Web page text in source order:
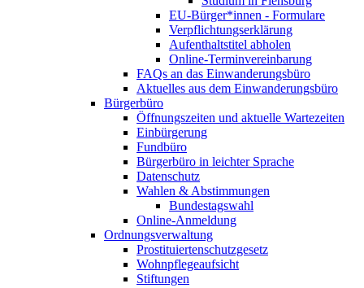
EU-Bürger*innen - Formulare
Verpflichtungserklärung
Aufenthaltstitel abholen
Online-Terminvereinbarung
FAQs an das Einwanderungsbüro
Aktuelles aus dem Einwanderungsbüro
Bürgerbüro
Öffnungszeiten und aktuelle Wartezeiten
Einbürgerung
Fundbüro
Bürgerbüro in leichter Sprache
Datenschutz
Wahlen & Abstimmungen
Bundestagswahl
Online-Anmeldung
Ordnungsverwaltung
Prostituiertenschutzgesetz
Wohnpflegeaufsicht
Stiftungen